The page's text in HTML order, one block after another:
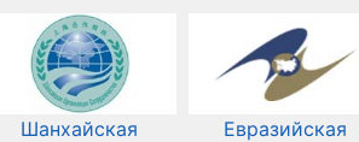
Шанхайская
Евразийская